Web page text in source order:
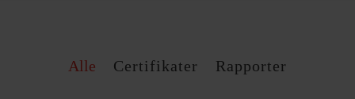
Alle Certifikater Rapporter